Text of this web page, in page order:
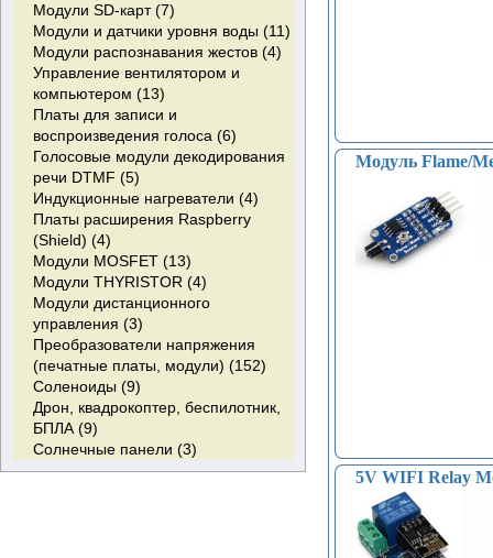
Модули SD-карт (7)
Модули и датчики уровня воды (11)
Модули распознавания жестов (4)
Управление вентилятором и
компьютером (13)
Платы для записи и
воспроизведения голоса (6)
Голосовые модули декодирования
речи DTMF (5)
Индукционные нагреватели (4)
Платы расширения Raspberry
(Shield) (4)
Модули MOSFET (13)
Модули THYRISTOR (4)
Модули дистанционного
управления (3)
Преобразователи напряжения
(печатные платы, модули) (152)
Соленоиды (9)
Дрон, квадрокоптер, беспилотник,
БПЛА (9)
Солнечные панели (3)
Модуль Flame/
5V WIFI Relay